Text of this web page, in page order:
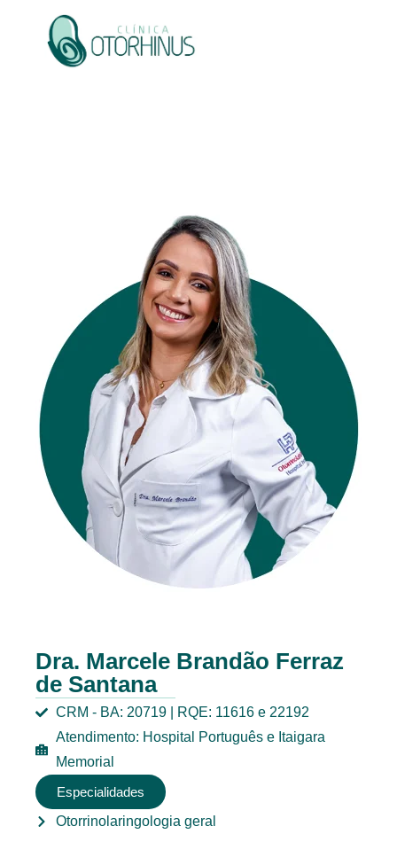
Dra. Marcele Brandão Ferraz
de Santana
CRM - BA: 20719 | RQE: 11616 e 22192
Atendimento: Hospital Português e Itaigara
Memorial
Especialidades
Otorrinolaringologia geral